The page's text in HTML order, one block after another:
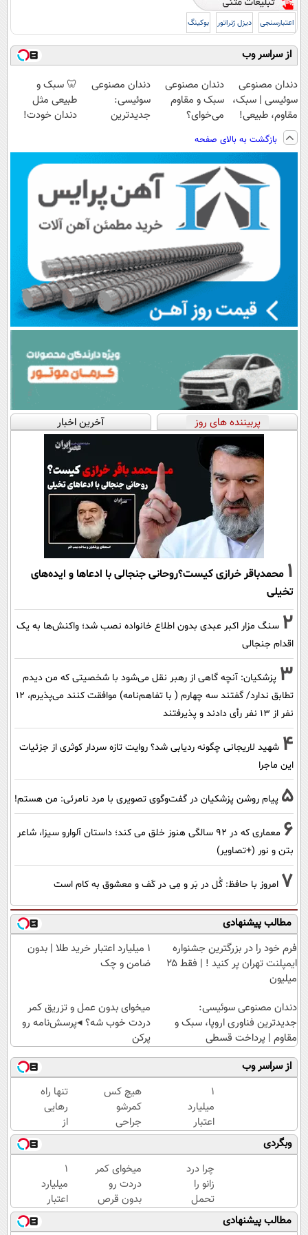
اعتبارسنجی دیزل ژنراتور بوکینگ
از سراسر وب
دندان مصنوعی
سوئیسی | سبک،
مقاوم، طبیعی!
ویزیت
رایگان+پرداخت
اقساطی😍
دندان مصنوعی
سبک و مقاوم
می‌خوای؟
هم داریم!😍 |
📍تهران
دندان مصنوعی
سوئیسی:
جدیدترین
پرداخت قسطی
🦷 سبک و
طبیعی مثل
دندان خودت!
💳 📍 تهران
بازگشت به بالای صفحه
پربیننده های روز آخرین اخبار
1 محمدباقر خرازی کیست؟روحانی جنجالی با ادعاها و ایده‌های
تخیلی
2 سنگ مزار اکبر عبدی بدون اطلاع خانواده نصب شد؛ واکنش‌ها به یک
اقدام جنجالی
3 پزشکیان‌: آنچه گاهی از رهبر نقل می‌شود با شخصیتی که من دیدم
تطابق ندارد/ گفتند سه چهارم ( با تفاهم‌نامه) موافقت کنند می‌پذیرم، 12
نفر از 13 نفر رأی دادند و پذیرفتند
4 شهید لاریجانی چگونه ردیابی شد؟ روایت تازه سردار کوثری از جزئیات
این ماجرا
5 پیام روشن پزشکیان در گفت‌و‌گوی تصویری با مرد نامرئی: من هستم!
6
معماری که در 92 سالگی هنوز خلق می کند؛ داستان آلوارو سیزا، شاعر
بتن و نور (+تصاویر)
7 امروز با حافظ: گُل در بَر و مِی در کَف و معشوق به کام است
مطالب پیشنهادی
فرم خود را در بزرگترین جشنواره
ایمپلنت تهران پر کنید ! | فقط ۲۵
میلیون
۱ میلیارد اعتبار خرید طلا | بدون
ضامن و چک
دندان مصنوعی سوئیسی:
جدیدترین فناوری اروپا، سبک و
مقاوم | پرداخت قسطی
میخوای بدون عمل و تزریق کمر
دردت خوب شه؟ ◂پرسش‌نامه رو
پرکن
از سراسر وب
۱
میلیارد
اعتبار
خرید
طلا |
بدون
ضامن
و چک
هیچ کس
کمرشو
جراحی
نمیکنه❗
درمان
کمردرد
بدون قرص
(پرسشنامه)
تنها راه
رهایی
از
کمردرد
– بدون
دارو،
بدون
جراحی!
«فرم
پر کن»
وبگردی
چرا درد
زانو را
تحمل
می‌کنی؟
خیلی
میخوای کمر
دردت رو
بدون قرص
برای همیشه
خوب کنی؟
۱
میلیارد
اعتبار
خرید
طلا |
مطالب پیشنهادی